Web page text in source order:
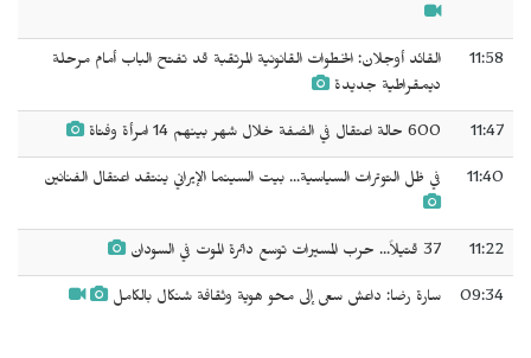
11:58
القائد أوجلان: الخطوات القانونية المرتقبة قد تفتح الباب أمام مرحلة
ديمقراطية جديدة
11:47 600 حالة اعتقال في الضفة خلال شهر بينهم 14 امرأة وفتاة
11:40 في ظل التوترات السياسية... بيت السينما الإيراني ينتقد اعتقال الفنانين
11:22 37 قتيلاً... حرب المسيرات توسع دائرة الموت في السودان
09:34 سارة رضا: داعش سعى إلى محو هوية وثقافة شنكال بالكامل